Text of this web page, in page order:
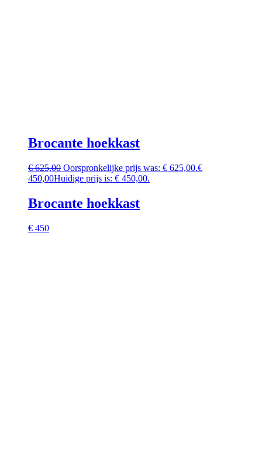
Brocante hoekkast
€625,00 Oorspronkelijke prijs was: € 625,00.€
450,00Huidige prijs is: € 450,00.
Brocante hoekkast
€ 450